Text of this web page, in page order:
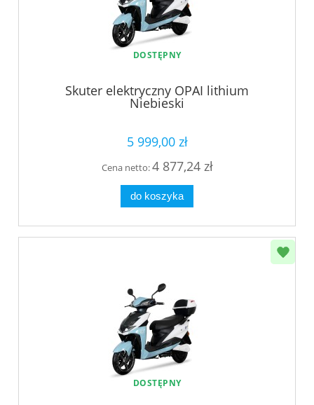
DOSTĘPNY
Skuter elektryczny OPAI lithium
Niebieski
5 999,00 zł
Cena netto:4 877,24 zł
do koszyka
DOSTĘPNY